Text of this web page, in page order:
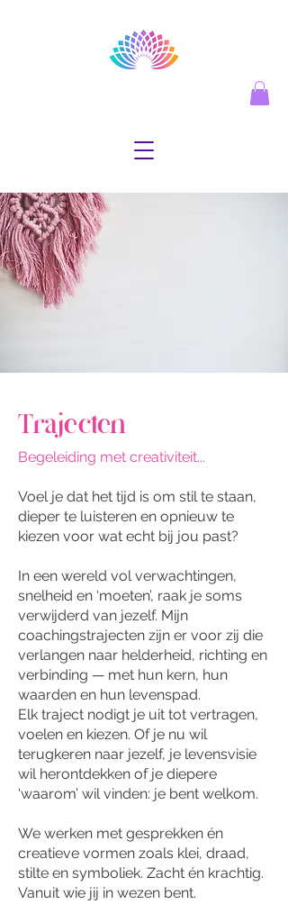
Trajecten
Begeleiding met creativiteit...
Voel je dat het tijd is om stil te staan,
dieper te luisteren en opnieuw te
kiezen voor wat echt bij jou past?
In een wereld vol verwachtingen,
snelheid en ‘moeten’, raak je soms
verwijderd van jezelf. Mijn
coachingstrajecten zijn er voor zij die
verlangen naar helderheid, richting en
verbinding — met hun kern, hun
waarden en hun levenspad.
Elk traject nodigt je uit tot vertragen,
voelen en kiezen. Of je nu wil
terugkeren naar jezelf, je levensvisie
wil herontdekken of je diepere
‘waarom’ wil vinden: je bent welkom.
We werken met gesprekken én
creatieve vormen zoals klei, draad,
stilte en symboliek. Zacht én krachtig.
Vanuit wie jij in wezen bent.